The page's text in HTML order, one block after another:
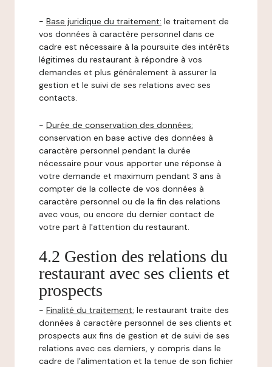
- Base juridique du traitement: le traitement de
vos données à caractère personnel dans ce
cadre est nécessaire à la poursuite des intérêts
légitimes du restaurant à répondre à vos
demandes et plus généralement à assurer la
gestion et le suivi de ses relations avec ses
contacts.
- Durée de conservation des données:
conservation en base active des données à
caractère personnel pendant la durée
nécessaire pour vous apporter une réponse à
votre demande et maximum pendant 3 ans à
compter de la collecte de vos données à
caractère personnel ou de la fin des relations
avec vous, ou encore du dernier contact de
votre part à l'attention du restaurant.
4.2 Gestion des relations du
restaurant avec ses clients et
prospects
- Finalité du traitement: le restaurant traite des
données à caractère personnel de ses clients et
prospects aux fins de gestion et de suivi de ses
relations avec ces derniers, y compris dans le
cadre de l’alimentation et la tenue de son fichier